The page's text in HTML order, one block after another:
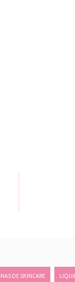
DE SKINCARE